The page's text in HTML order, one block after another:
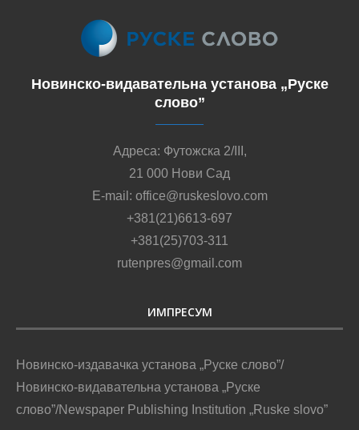
Новинско-видавательна установа „Руске
слово”
Адреса: Футожска 2/III,
21 000 Нови Сад
E-mail: office@ruskeslovo.com
+381(21)6613-697
+381(25)703-311
rutenpres@gmail.com
ИМПРЕСУМ
Новинско-издавачка установа „Руске слово”/
Новинско-видавательна установа „Руске
слово”/Newspaper Publishing Institution „Ruske slovo”